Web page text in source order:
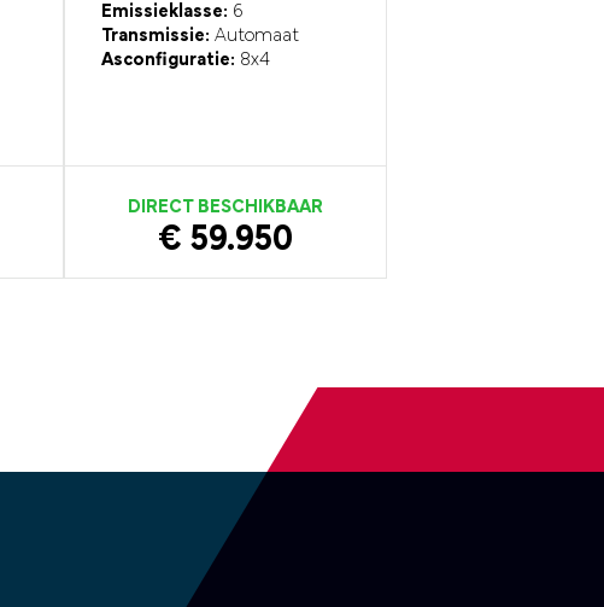
Emissieklasse: 6
Transmissie: Automaat
Asconfiguratie: 8x4
DIRECT BESCHIKBAAR
€ 59.950